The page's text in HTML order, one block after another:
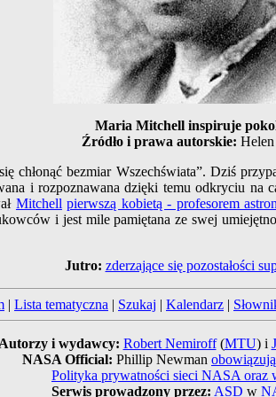
Maria Mitchell inspiruje
Źródło i prawa autorskie:
chłonąć bezmiar Wszechświata”. Dziś
i rozpoznawana dzięki temu odkryciu na
Mitchell pierwszą kobietą - profesorem
i jest mile pamiętana ze swej
Jutro: zderzające się pozostałości
| Lista tematyczna | Szukaj | Kalendarz |
i wydawcy: Robert Nemiroff(MTU) i
NASA Official: Phillip Newman
Polityka prywatności sieci NASA oraz
Serwis prowadzony przez: ASD w